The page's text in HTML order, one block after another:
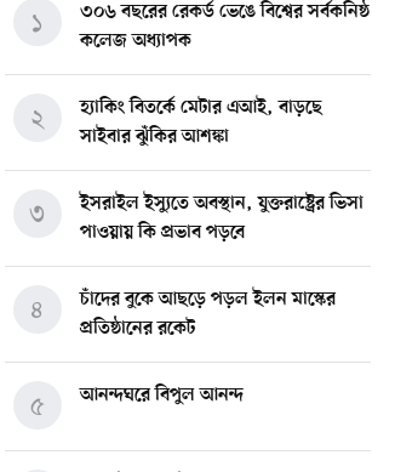
৩০৬ বছরের রেকর্ড ভেঙে বিশ্বের সর্বকনিষ্ঠ
কলেজ অধ্যাপক
১
হ্যাকিং বিতর্কে মেটার এআই, বাড়ছে
সাইবার ঝুঁকির আশঙ্কা
২
ইসরাইল ইস্যুতে অবস্থান, যুক্তরাষ্ট্রের ভিসা
পাওয়ায় কি প্রভাব পড়বে
৩
চাঁদের বুকে আছড়ে পড়ল ইলন মাস্কের
প্রতিষ্ঠানের রকেট
৪
আনন্দঘরে বিপুল আনন্দ
৫